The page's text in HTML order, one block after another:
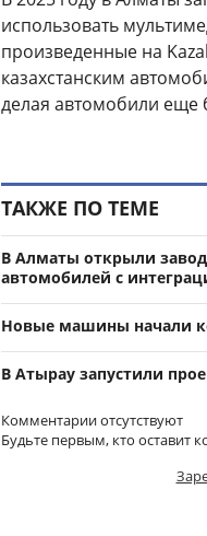
использовать
произведенные на
казахстанским
делая автомобили еще
ТАКЖЕ ПО ТЕМЕ
В Алматы открыли
автомобилей с
Новые машины начали
В Атырау запустили
Комментарии отсутствуют
Будьте первым, кто оставит